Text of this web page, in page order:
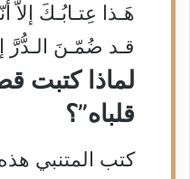
هَـذا عِتـابُـكَ إلاّ
قـد ضُمّـنَ الـدُّرَّ
لماذا كتبت
قلباه”؟
كتب المتنبي